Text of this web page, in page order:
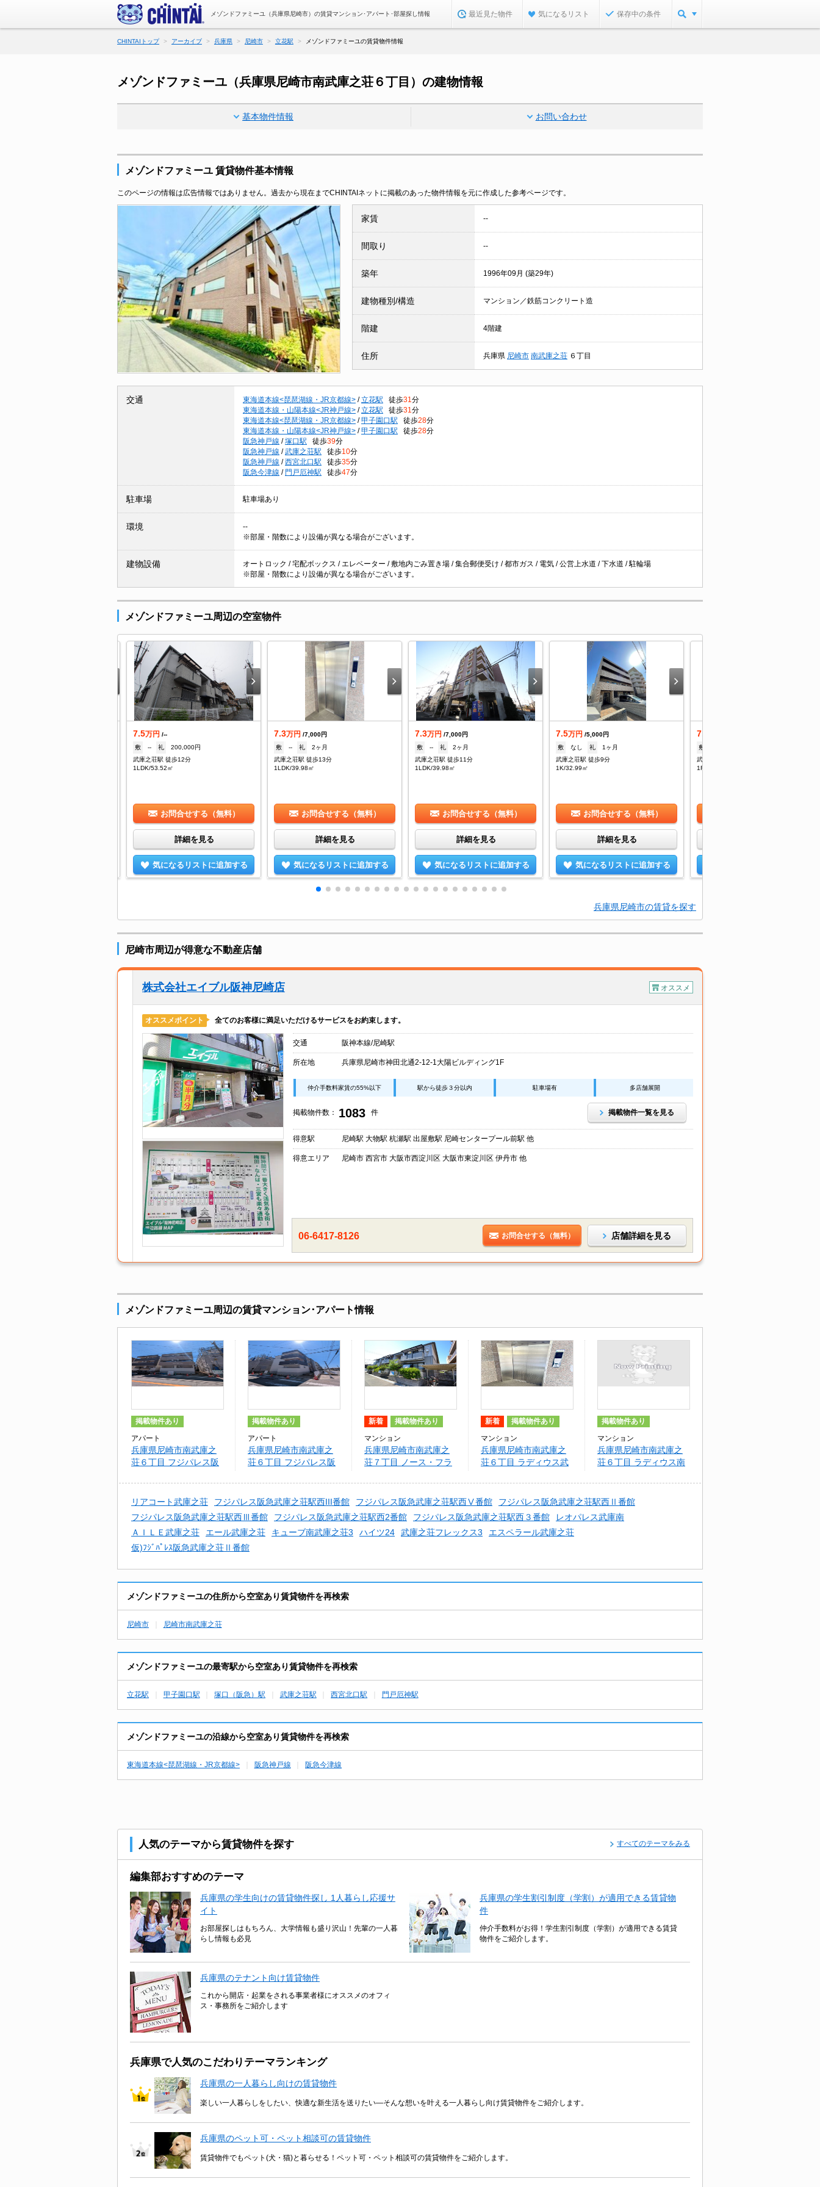
メゾンドファミーユ（兵庫県尼崎市）の賃貸マンション･アパート･部屋探し情報 最近見た物件 気になるリスト 保存中の条件
CHINTAIトップ アーカイブ 兵庫県 尼崎市 立花駅 メゾンドファミーユの賃貸物件情報
メゾンドファミーユ（兵庫県尼崎市南武庫之荘６丁目）の建物情報
基本物件情報 お問い合わせ
メゾンドファミーユ 賃貸物件基本情報
このページの情報は広告情報ではありません。過去から現在までCHINTAIネットに掲載のあった物件情報を元に作成した参考ページです。
家賃 --
間取り --
築年 1996年09月 (築29年)
建物種別/構造 マンション／鉄筋コンクリート造
階建 4階建
住所 兵庫県 尼崎市 南武庫之荘 ６丁目
交通 東海道本線<琵琶湖線・JR京都線> / 立花駅 徒歩31 分
東海道本線・山陽本線<JR神戸線> / 立花駅 徒歩31 分
東海道本線<琵琶湖線・JR京都線> / 甲子園口駅 徒歩28分
東海道本線・山陽本線<JR神戸線> / 甲子園口駅 徒歩28分
阪急神戸線 / 塚口駅 徒歩39分
阪急神戸線 / 武庫之荘駅 徒歩10分
阪急神戸線 / 西宮北口駅 徒歩35分
阪急今津線 / 門戸厄神駅 徒歩47分
駐車場 駐車場あり
環境
--
※部屋・階数により設備が異なる場合がございます。
建物設備
オートロック / 宅配ボックス / エレベーター / 敷地内ごみ置き場 / 集合郵便受け / 都市ガス / 電気 / 公営上水道 / 下水道 / 駐輪場
※部屋・階数により設備が異なる場合がございます。
メゾンドファミーユ周辺の空室物件
7.5万円 /--
敷
-- 礼
200,000円
武庫之荘駅 徒歩12分
1LDK/53.52㎡
お問合せする（無料）
詳細を見る
気になるリストに追加する
7.3万円 /7,000円
敷
-- 礼
2ヶ月
武庫之荘駅 徒歩13分
1LDK/39.98㎡
お問合せする（無料）
詳細を見る
気になるリストに追加する
7.3万円 /7,000円
敷
-- 礼
2ヶ月
武庫之荘駅 徒歩11分
1LDK/39.98㎡
お問合せする（無料）
詳細を見る
気になるリストに追加する
7.5万円 /5,000円
敷
なし 礼
1ヶ月
武庫之荘駅 徒歩9分
1K/32.99㎡
お問合せする（無料）
詳細を見る
気になるリストに追加する
7.5
敷
武庫之荘駅 徒歩9分
1R/32.99㎡
兵庫県尼崎市の賃貸を探す
尼崎市周辺が得意な不動産店舗
株式会社エイブル阪神尼崎店 オススメ
オススメポイント 全てのお客様に満足いただけるサービスをお約束します。
交通 阪神本線/尼崎駅
所在地 兵庫県尼崎市神田北通2-12-1大陽ビルディング1F
仲介手数料家賃の55%以下 駅から徒歩３分以内 駐車場有 多店舗展開
掲載物件数： 1083 件 掲載物件一覧を見る
得意駅 尼崎駅 大物駅 杭瀬駅 出屋敷駅 尼崎センタープール前駅 他
得意エリア 尼崎市 西宮市 大阪市西淀川区 大阪市東淀川区 伊丹市 他
06-6417-8126 お問合せする（無料） 店舗詳細を見る
メゾンドファミーユ周辺の賃貸マンション･アパート情報
掲載物件あり
アパート
兵庫県尼崎市南武庫之
荘６丁目 フジパレス阪
掲載物件あり
アパート
兵庫県尼崎市南武庫之
荘６丁目 フジパレス阪
新着 掲載物件あり
マンション
兵庫県尼崎市南武庫之
荘７丁目 ノース・フラ
新着 掲載物件あり
マンション
兵庫県尼崎市南武庫之
荘６丁目 ラディウス武
掲載物件あり
マンション
兵庫県尼崎市南武庫之
荘６丁目 ラディウス南
リアコート武庫之荘 フジパレス阪急武庫之荘駅西III番館 フジパレス阪急武庫之荘駅西Ⅴ番館
フジパレス阪急武庫之荘駅西Ⅱ番館
フジパレス阪急武庫之荘駅西Ⅲ番館
フジパレス阪急武庫之荘駅西2番館 フジパレス阪急武庫之荘駅西３番館
レオパレス武庫南
ＡＩＬＥ武庫之荘
エール武庫之荘 キューブ南武庫之荘3 ハイツ24 武庫之荘フレックス3
エスペラール武庫之荘
仮)ﾌｼﾞﾊﾟﾚｽ阪急武庫之荘Ⅱ番館
メゾンドファミーユの住所から空室あり賃貸物件を再検索
尼崎市 尼崎市南武庫之荘
メゾンドファミーユの最寄駅から空室あり賃貸物件を再検索
立花駅 甲子園口駅 塚口（阪急）駅 武庫之荘駅 西宮北口駅 門戸厄神駅
メゾンドファミーユの沿線から空室あり賃貸物件を再検索
東海道本線<琵琶湖線・JR京都線> 阪急神戸線 阪急今津線
人気のテーマから賃貸物件を探す すべてのテーマをみる
編集部おすすめのテーマ
兵庫県の学生向けの賃貸物件探し 1人暮らし応援サ
イト
お部屋探しはもちろん、大学情報も盛り沢山！先輩の一人暮
らし情報も必見
兵庫県の学生割引制度（学割）が適用できる賃貸物
件
仲介手数料がお得！学生割引制度（学割）が適用できる賃貸
物件をご紹介します。
兵庫県のテナント向け賃貸物件
これから開店・起業をされる事業者様にオススメのオフィ
ス・事務所をご紹介します
兵庫県で人気のこだわりテーマランキング
兵庫県の一人暮らし向けの賃貸物件
楽しい一人暮らしをしたい、快適な新生活を送りたい―そんな想いを叶える一人暮らし向け賃貸物件をご紹介します。
兵庫県のペット可・ペット相談可の賃貸物件
賃貸物件でもペット(犬・猫)と暮らせる！ペット可・ペット相談可の賃貸物件をご紹介します。